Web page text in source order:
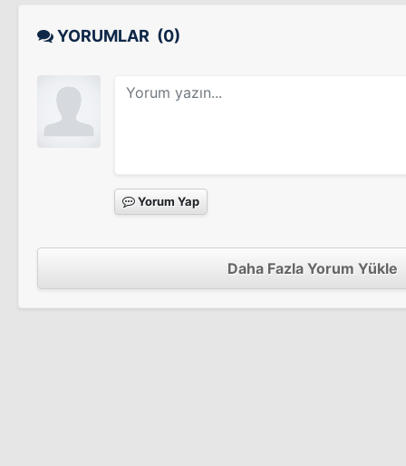
Sinema Filmi
Qualche Nuvola
Front Line
YORUMLAR (0)
Yorum Yap
Daha Fazla Yorum Yükle